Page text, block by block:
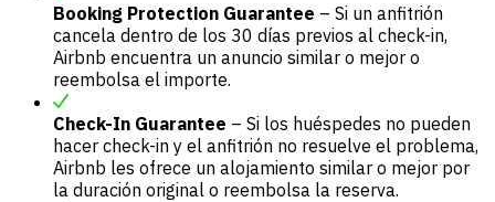
Booking Protection Guarantee – Si un anfitrión
cancela dentro de los 30 días previos al check-in,
Airbnb encuentra un anuncio similar o mejor o
reembolsa el importe.
Check-In Guarantee – Si los huéspedes no pueden
hacer check-in y el anfitrión no resuelve el problema,
Airbnb les ofrece un alojamiento similar o mejor por
la duración original o reembolsa la reserva.